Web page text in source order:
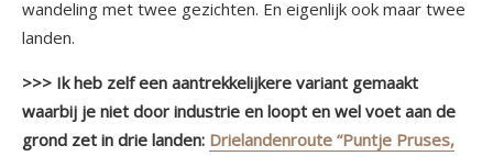
wandeling met twee gezichten. En eigenlijk ook maar twee
landen.
>>> Ik heb zelf een aantrekkelijkere variant gemaakt
waarbij je niet door industrie en loopt en wel voet aan de
grond zet in drie landen: Drielandenroute “Puntje Pruses,